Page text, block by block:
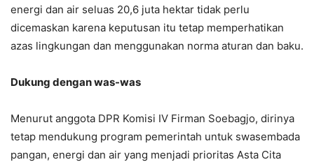
energi dan air seluas 20,6 juta hektar tidak perlu
dicemaskan karena keputusan itu tetap memperhatikan
azas lingkungan dan menggunakan norma aturan dan baku.
Dukung dengan was-was
Menurut anggota DPR Komisi IV Firman Soebagjo, dirinya
tetap mendukung program pemerintah untuk swasembada
pangan, energi dan air yang menjadi prioritas Asta Cita